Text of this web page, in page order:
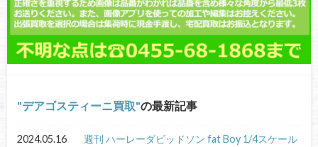
デアゴスティーニ買取 の最新記事
2024.05.16
週刊 ハーレーダビッドソン fat Boy 1/4スケール